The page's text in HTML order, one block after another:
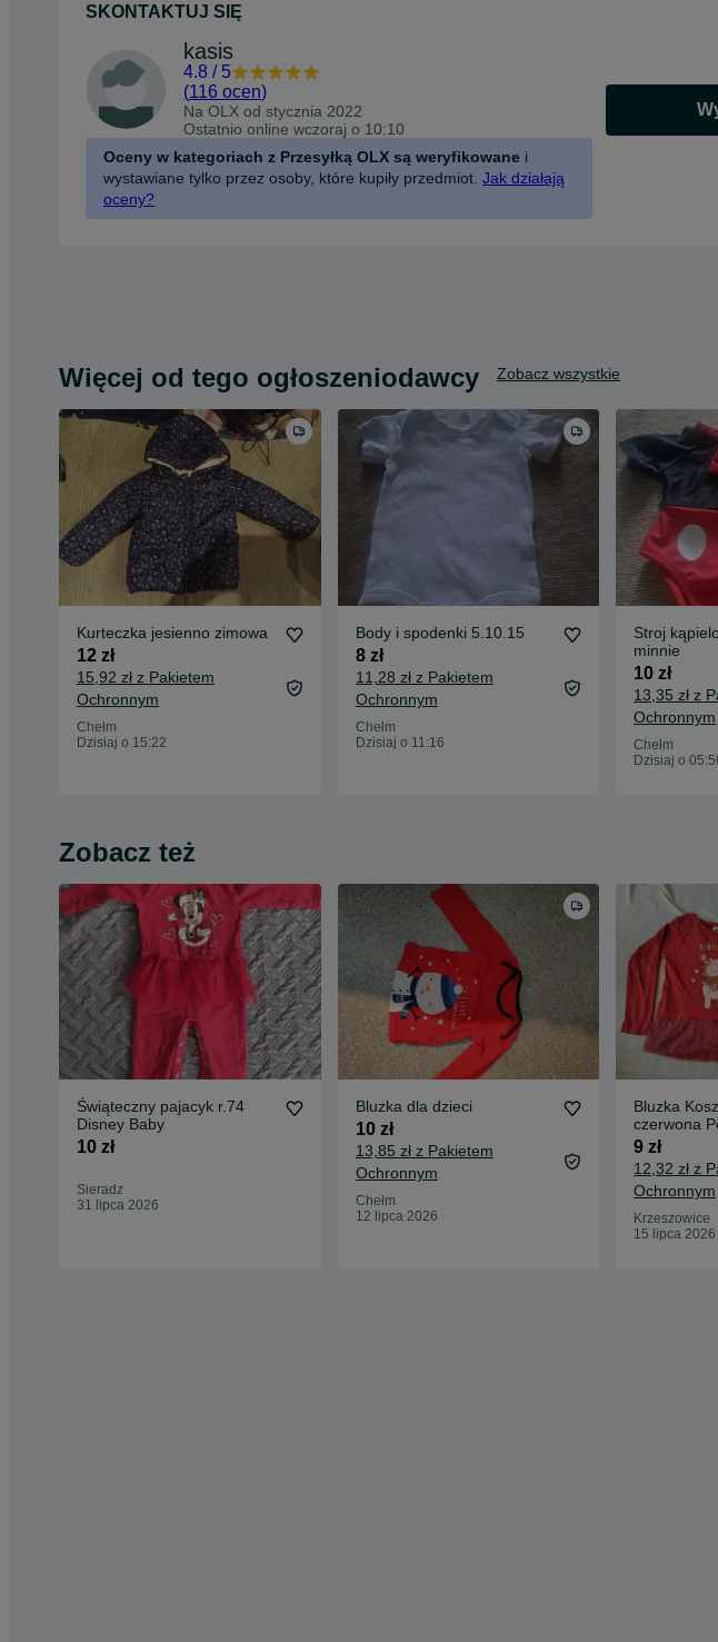
SKONTAKTUJ SIĘ
kasis
4.8 / 5
(116 ocen)
Na OLX od stycznia 2022
Ostatnio online wczoraj o 10:10
Oceny w kategoriach z Przesyłką OLX są weryfikowane i
wystawiane tylko przez osoby, które kupiły przedmiot. Jak działają
oceny?
Więcej od tego ogłoszeniodawcy Zobacz wszystkie
Kurteczka jesienno zimowa
12 zł
15,92 zł z Pakietem
Ochronnym
Chełm
Dzisiaj o 15:22
Body i spodenki 5.10.15
8 zł
11,28 zł z Pakietem
Ochronnym
Chełm
Dzisiaj o 11:16
Stroj
minnie
10 zł
13,35 zł z
Ochronnym
Chełm
Dzisiaj o
Zobacz też
Świąteczny pajacyk r.74
Disney Baby
10 zł
Sieradz
31 lipca 2026
Bluzka dla dzieci
10 zł
13,85 zł z Pakietem
Ochronnym
Chełm
12 lipca 2026
Bluzka
czerwona
9 zł
12,32 zł z
Ochronnym
Krzeszowice
15 lipca 2026